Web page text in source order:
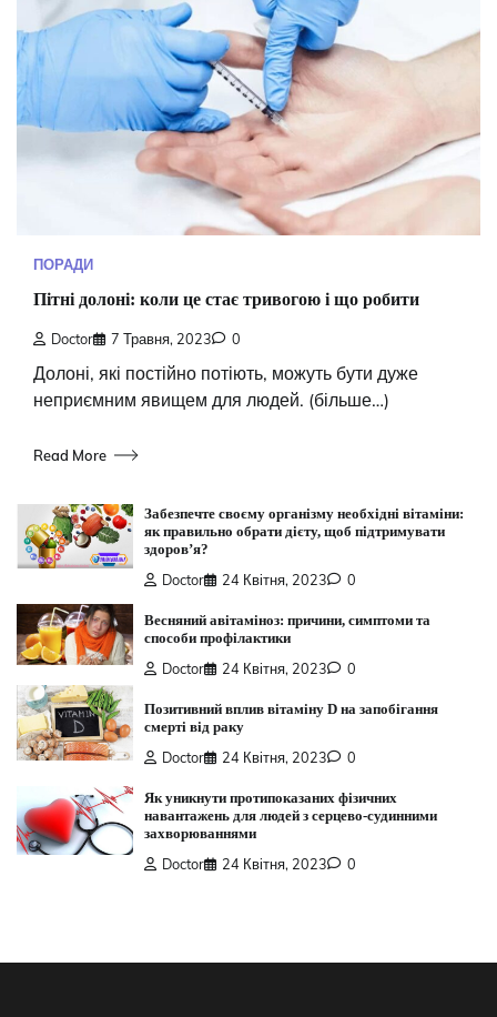
ПОРАДИ
Пітні долоні: коли це стає тривогою і що робити
Doctor 7 Травня, 2023 0
Долоні, які постійно потіють, можуть бути дуже
неприємним явищем для людей. (більше…)
Read More
Забезпечте своєму організму необхідні вітаміни:
як правильно обрати дієту, щоб підтримувати
здоров’я?
Doctor 24 Квітня, 2023 0
Весняний авітаміноз: причини, симптоми та
способи профілактики
Doctor 24 Квітня, 2023 0
Позитивний вплив вітаміну D на запобігання
смерті від раку
Doctor 24 Квітня, 2023 0
Як уникнути протипоказаних фізичних
навантажень для людей з серцево-судинними
захворюваннями
Doctor 24 Квітня, 2023 0